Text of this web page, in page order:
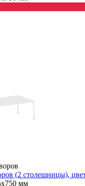
(2 столешницы),
мм